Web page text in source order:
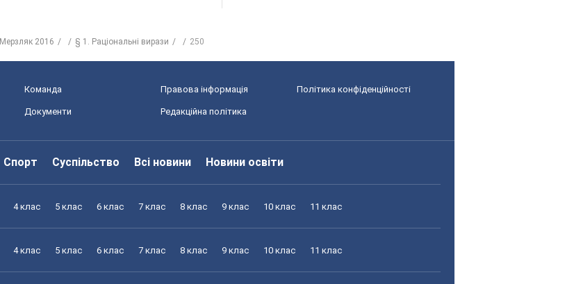
Мерзляк 2016 § 1. Раціональні вирази 250
Команда Правова інформація Політика конфіденційності
Документи Редакційна політика
Спорт Суспільство Всі новини Новини освіти
4 клас 5 клас 6 клас 7 клас 8 клас 9 клас 10 клас 11 клас
4 клас 5 клас 6 клас 7 клас 8 клас 9 клас 10 клас 11 клас